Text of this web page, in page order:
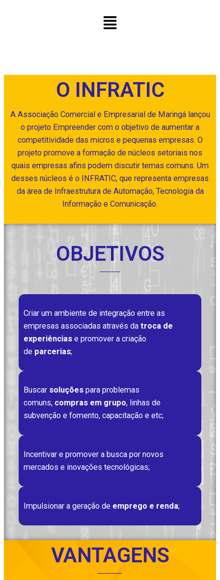
O INFRATIC
A Associação Comercial e Empresarial de Maringá lançou
o projeto Empreender com o objetivo de aumentar a
competitividade das micros e pequenas empresas. O
projeto promove a formação de núcleos setoriais nos
quais empresas afins podem discutir temas comuns. Um
desses núcleos é o INFRATIC, que representa empresas
da área de Infraestrutura de Automação, Tecnologia da
Informação e Comunicação.
OBJETIVOS
Criar um ambiente de integração entre as
empresas associadas através da troca de
experiências e promover a criação
de parcerias;
Buscar soluções para problemas
comuns, compras em grupo, linhas de
subvenção e fomento, capacitação e etc;
Incentivar e promover a busca por novos
mercados e inovações tecnológicas;
Impulsionar a geração de emprego e renda;
VANTAGENS